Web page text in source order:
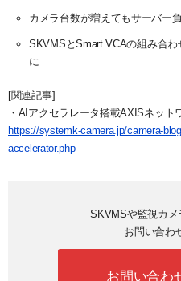
カメラ台数が増えてもサーバー
SKVMSとSmart VCAの組み合
に
[関連記事]
・AIアクセラレータ搭載AXISネット
https://systemk-camera.jp/camera-
accelerator.php
SKVMSや監視カ
お問い合わ
お問い合わ